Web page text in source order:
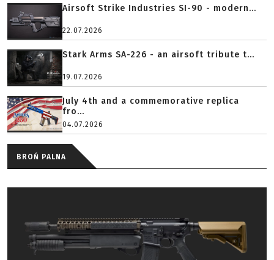
Airsoft Strike Industries SI-90 - modern...
22.07.2026
Stark Arms SA-226 - an airsoft tribute t...
19.07.2026
July 4th and a commemorative replica
fro...
04.07.2026
BROŃ PALNA